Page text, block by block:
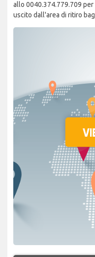
allo 0040.374.779.709
uscito dall'area di ritiro